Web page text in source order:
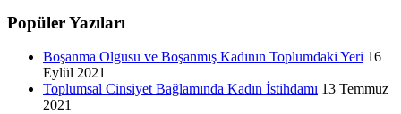
Popüler Yazıları
Boşanma Olgusu ve Boşanmış Kadının Toplumdaki Yeri 16
Eylül 2021
Toplumsal Cinsiyet Bağlamında Kadın İstihdamı 13 Temmuz
2021